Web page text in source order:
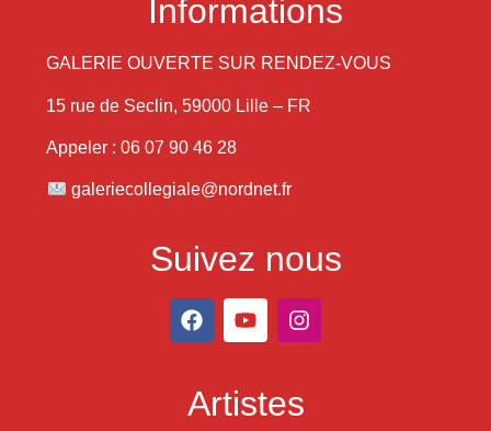
Informations
GALERIE OUVERTE SUR RENDEZ-VOUS
15 rue de Seclin, 59000 Lille – FR
Appeler : 06 07 90 46 28
galeriecollegiale@nordnet.fr
Suivez nous
Artistes